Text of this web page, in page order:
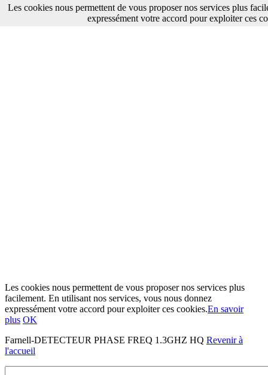
Les cookies nous permettent de vous proposer nos services plus
facilement. En utilisant nos services, vous nous donnez
expressément votre accord pour exploiter ces cookies.En savoir
plus OK
Farnell-DETECTEUR PHASE FREQ 1.3GHZ HQ Revenir à
l'accueil
Les cookies nous permettent de vous proposer nos services plus
expressément votre accord pour exploiter ces